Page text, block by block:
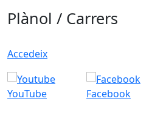
Plànol / Carrers
Accedeix
YouTube Facebook